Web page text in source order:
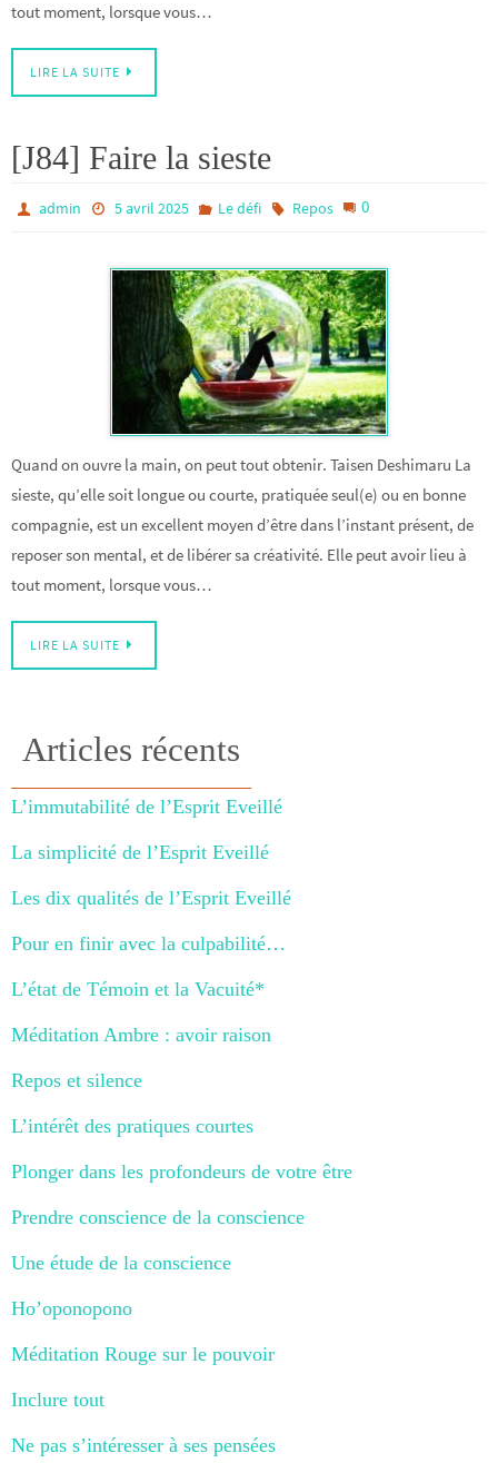
tout moment, lorsque vous…
LIRE LA SUITE
[J84] Faire la sieste
admin 5 avril 2025 Le défi Repos 0
Quand on ouvre la main, on peut tout obtenir. Taisen Deshimaru La
sieste, qu’elle soit longue ou courte, pratiquée seul(e) ou en bonne
compagnie, est un excellent moyen d’être dans l’instant présent, de
reposer son mental, et de libérer sa créativité. Elle peut avoir lieu à
tout moment, lorsque vous…
LIRE LA SUITE
Articles récents
L’immutabilité de l’Esprit Eveillé
La simplicité de l’Esprit Eveillé
Les dix qualités de l’Esprit Eveillé
Pour en finir avec la culpabilité…
L’état de Témoin et la Vacuité*
Méditation Ambre : avoir raison
Repos et silence
L’intérêt des pratiques courtes
Plonger dans les profondeurs de votre être
Prendre conscience de la conscience
Une étude de la conscience
Ho’oponopono
Méditation Rouge sur le pouvoir
Inclure tout
Ne pas s’intéresser à ses pensées